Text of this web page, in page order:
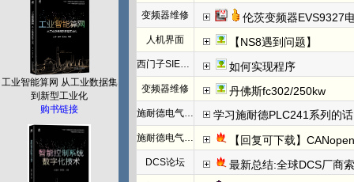
工业智能算网 从工业数据集
到新型工业化
购书链接
变频器维修 伦茨变频器EVS9327
人机界面 【NS8遇到问题】
西门子SIEMENS 如何实现程序
变频器维修 丹佛斯fc302/250kw
施耐德电气PLC 学习施耐德PLC241系列的
施耐德电气PLC 【回复可下载】
DCS论坛 最新总结:全球DCS厂商